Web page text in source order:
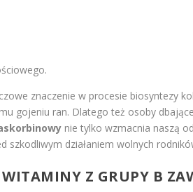
znaczenie w procesie biosyntezy
gojeniu ran. Dlatego też osoby
nie tylko wzmacnia naszą
szkodliwym działaniem wolnych
Z GRUPY B